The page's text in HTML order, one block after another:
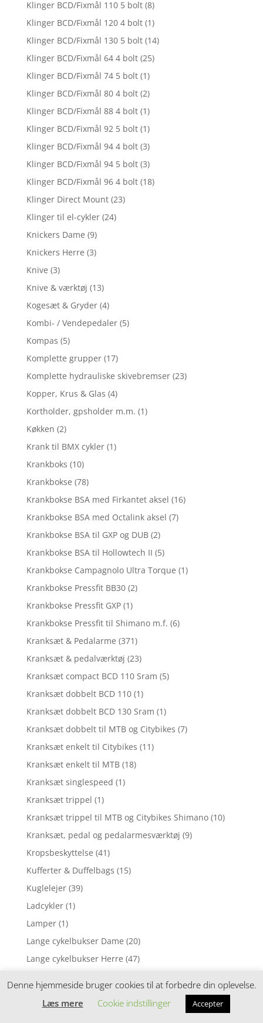
Klinger BCD/Fixmål 110 5 bolt (8)
Klinger BCD/Fixmål 120 4 bolt (1)
Klinger BCD/Fixmål 130 5 bolt (14)
Klinger BCD/Fixmål 64 4 bolt (25)
Klinger BCD/Fixmål 74 5 bolt (1)
Klinger BCD/Fixmål 80 4 bolt (2)
Klinger BCD/Fixmål 88 4 bolt (1)
Klinger BCD/Fixmål 92 5 bolt (1)
Klinger BCD/Fixmål 94 4 bolt (3)
Klinger BCD/Fixmål 94 5 bolt (3)
Klinger BCD/Fixmål 96 4 bolt (18)
Klinger Direct Mount (23)
Klinger til el-cykler (24)
Knickers Dame (9)
Knickers Herre (3)
Knive (3)
Knive & værktøj (13)
Kogesæt & Gryder (4)
Kombi- / Vendepedaler (5)
Kompas (5)
Komplette grupper (17)
Komplette hydrauliske skivebremser (23)
Kopper, Krus & Glas (4)
Kortholder, gpsholder m.m. (1)
Køkken (2)
Krank til BMX cykler (1)
Krankboks (10)
Krankbokse (78)
Krankbokse BSA med Firkantet aksel (16)
Krankbokse BSA med Octalink aksel (7)
Krankbokse BSA til GXP og DUB (2)
Krankbokse BSA til Hollowtech II (5)
Krankbokse Campagnolo Ultra Torque (1)
Krankbokse Pressfit BB30 (2)
Krankbokse Pressfit GXP (1)
Krankbokse Pressfit til Shimano m.f. (6)
Kranksæt & Pedalarme (371)
Kranksæt & pedalværktøj (23)
Kranksæt compact BCD 110 Sram (5)
Kranksæt dobbelt BCD 110 (1)
Kranksæt dobbelt BCD 130 Sram (1)
Kranksæt dobbelt til MTB og Citybikes (7)
Kranksæt enkelt til Citybikes (11)
Kranksæt enkelt til MTB (18)
Kranksæt singlespeed (1)
Kranksæt trippel (1)
Kranksæt trippel til MTB og Citybikes Shimano (10)
Kranksæt, pedal og pedalarmesværktøj (9)
Kropsbeskyttelse (41)
Kufferter & Duffelbags (15)
Kuglelejer (39)
Ladcykler (1)
Lamper (1)
Lange cykelbukser Dame (20)
Lange cykelbukser Herre (47)
Lædersadler
Leg & spil (33)
Denne hjemmeside bruger cookies til at forbedre din oplevelse.
Læs mere
Cookie indstillinger Accepter